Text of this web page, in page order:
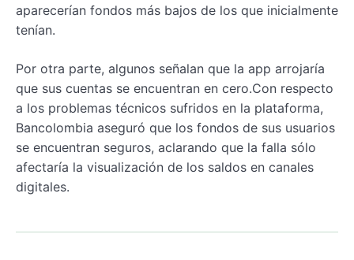
aparecerían fondos más bajos de los que inicialmente
tenían.
Por otra parte, algunos señalan que la app arrojaría
que sus cuentas se encuentran en cero.Con respecto
a los problemas técnicos sufridos en la plataforma,
Bancolombia aseguró que los fondos de sus usuarios
se encuentran seguros, aclarando que la falla sólo
afectaría la visualización de los saldos en canales
digitales.